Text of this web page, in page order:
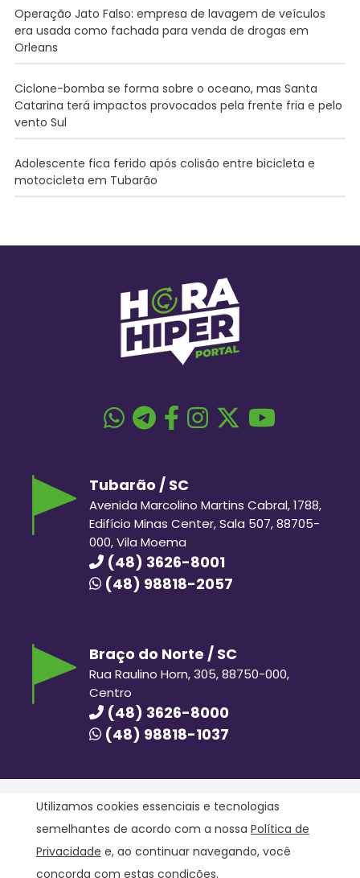
Operação Jato Falso: empresa de lavagem de veículos
era usada como fachada para venda de drogas em
Orleans
Ciclone-bomba se forma sobre o oceano, mas Santa
Catarina terá impactos provocados pela frente fria e pelo
vento Sul
Adolescente fica ferido após colisão entre bicicleta e
motocicleta em Tubarão
Tubarão / SC
Avenida Marcolino Martins Cabral, 1788,
Edifício Minas Center, Sala 507, 88705-
000, Vila Moema
(48) 3626-8001
(48) 98818-2057
Braço do Norte / SC
Rua Raulino Horn, 305, 88750-000,
Centro
(48) 3626-8000
(48) 98818-1037
Hora Hiper © 2020. Todos os direitos reservados.
Política de Privacidade
Utilizamos cookies essenciais e tecnologias
semelhantes de acordo com a nossa Política de
Privacidade e, ao continuar navegando, você
concorda com estas condições.